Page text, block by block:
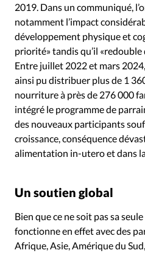
2019. Dans un communiqué,
notamment l’impact
développement physique et
priorité» tandis qu’il «redouble
Entre juillet 2022 et mars
ainsi pu distribuer plus de 1
nourriture à près de 276 000
intégré le programme de
des nouveaux participants
croissance, conséquence
alimentation in-utero et dans
Un soutien global
Bien que ce ne soit pas sa seule
fonctionne en effet avec des
Afrique, Asie, Amérique du